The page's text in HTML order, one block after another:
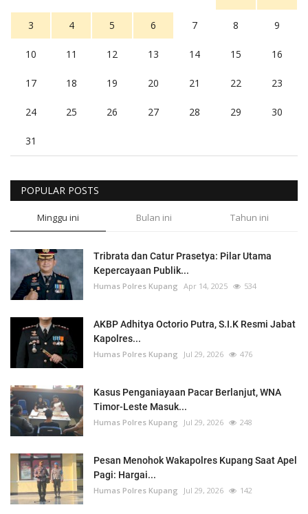
3 4 5 6 7 8 9
10 11 12 13 14 15 16
17 18 19 20 21 22 23
24 25 26 27 28 29 30
31
POPULAR POSTS
Minggu ini Bulan ini Tahun ini
Tribrata dan Catur Prasetya: Pilar Utama
Kepercayaan Publik...
Humas Polres Kupang Apr 14, 2025 534
AKBP Adhitya Octorio Putra, S.I.K Resmi Jabat
Kapolres...
Humas Polres Kupang Jul 29, 2026 476
Kasus Penganiayaan Pacar Berlanjut, WNA
Timor-Leste Masuk...
Humas Polres Kupang Jul 29, 2026 248
Pesan Menohok Wakapolres Kupang Saat Apel
Pagi: Hargai...
Humas Polres Kupang Jul 29, 2026 142